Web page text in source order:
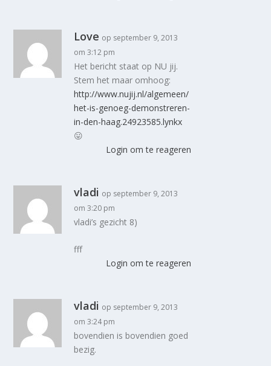
Love op september 9, 2013
om 3:12 pm
Het bericht staat op NU jij.
Stem het maar omhoog:
http://www.nujij.nl/algemeen/
het-is-genoeg-demonstreren-
in-den-haag.24923585.lynkx
😛
Login om te reageren
vladi op september 9, 2013
om 3:20 pm
vladi’s gezicht 8)
fff
Login om te reageren
vladi op september 9, 2013
om 3:24 pm
bovendien is bovendien goed
bezig.